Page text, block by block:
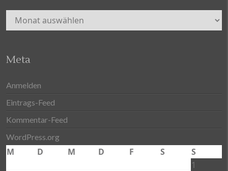
Archiv
Meta
Anmelden
Eintrags-Feed
Kommentar-Feed
WordPress.org
M D M D F S
S
1